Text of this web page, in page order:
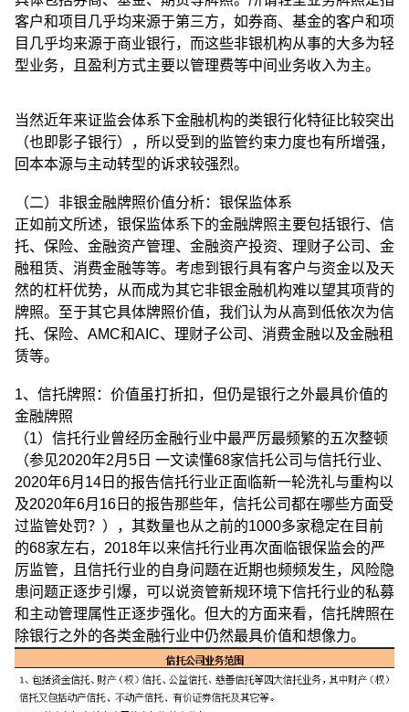
客户和项目几乎均来源于第三方，如券商、基金的客户和项
目几乎均来源于商业银行，而这些非银机构从事的大多为轻
型业务，且盈利方式主要以管理费等中间业务收入为主。
当然近年来证监会体系下金融机构的类银行化特征比较突出
（也即影子银行），所以受到的监管约束力度也有所增强，
回本本源与主动转型的诉求较强烈。
（二）非银金融牌照价值分析：银保监体系
正如前文所述，银保监体系下的金融牌照主要包括银行、信
托、保险、金融资产管理、金融资产投资、理财子公司、金
融租赁、消费金融等等。考虑到银行具有客户与资金以及天
然的杠杆优势，从而成为其它非银金融机构难以望其项背的
牌照。至于其它具体牌照价值，我们认为从高到低依次为信
托、保险、AMC和AIC、理财子公司、消费金融以及金融租
赁等。
1、信托牌照：价值虽打折扣，但仍是银行之外最具价值的
金融牌照
（1）信托行业曾经历金融行业中最严厉最频繁的五次整顿
（参见2020年2月5日 一文读懂68家信托公司与信托行业、
2020年6月14日的报告信托行业正面临新一轮洗礼与重构以
及2020年6月16日的报告那些年，信托公司都在哪些方面受
过监管处罚？），其数量也从之前的1000多家稳定在目前
的68家左右，2018年以来信托行业再次面临银保监会的严
厉监管，且信托行业的自身问题在近期也频频发生，风险隐
患问题正逐步引爆，可以说资管新规环境下信托行业的私募
和主动管理属性正逐步强化。但大的方面来看，信托牌照在
除银行之外的各类金融行业中仍然最具价值和想像力。